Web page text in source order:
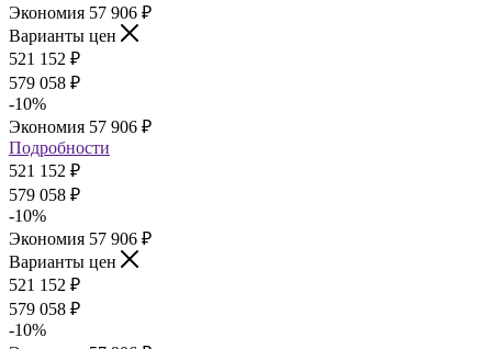
Экономия 57 906 ₽
Варианты цен
521 152 ₽
579 058 ₽
-10%
Экономия 57 906 ₽
Подробности
521 152 ₽
579 058 ₽
-10%
Экономия 57 906 ₽
Варианты цен
521 152 ₽
579 058 ₽
-10%